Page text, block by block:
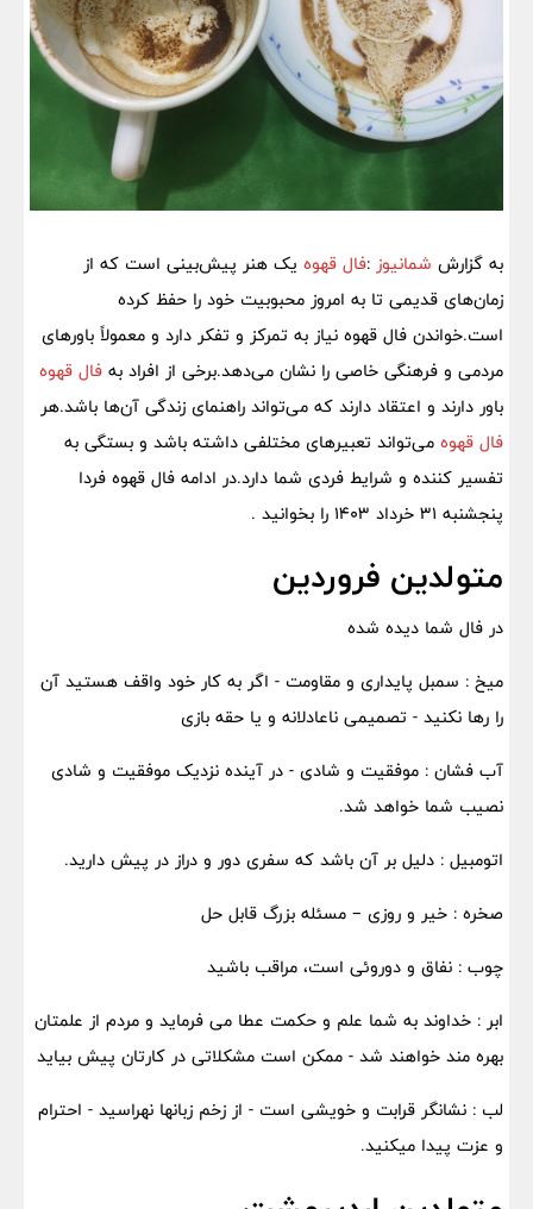
به گزارش شمانیوز :فال قهوه یک هنر پیش‌بینی است که از
زمان‌های قدیمی تا به امروز محبوبیت خود را حفظ کرده
است.خواندن فال قهوه نیاز به تمرکز و تفکر دارد و معمولاً باورهای
مردمی و فرهنگی خاصی را نشان می‌دهد.برخی از افراد به فال قهوه
باور دارند و اعتقاد دارند که می‌تواند راهنمای زندگی آن‌ها باشد.هر
فال قهوه می‌تواند تعبیرهای مختلفی داشته باشد و بستگی به
تفسیر کننده و شرایط فردی شما دارد.در ادامه فال قهوه فردا
پنجشنبه 31 خرداد 1403 را بخوانید .
متولدین فروردین
در فال شما دیده شده
میخ : سمبل پایداری و مقاومت - اگر به کار خود واقف هستید آن
را رها نکنید - تصمیمی ناعادلانه و یا حقه بازی
آب فشان : موفقیت و شادی - در آینده نزدیک موفقیت و شادی
نصیب شما خواهد شد.
اتومبیل : دلیل بر آن باشد که سفری دور و دراز در پیش دارید.
صخره : خیر و روزی – مسئله بزرگ قابل حل
چوب : نفاق و دوروئی است، مراقب باشید
ابر : خداوند به شما علم و حکمت عطا می فرماید و مردم از علمتان
بهره مند خواهند شد - ممکن است مشکلاتی در کارتان پیش بیاید
لب : نشانگر قرابت و خویشی است - از زخم زبانها نهراسید - احترام
و عزت پیدا میکنید.